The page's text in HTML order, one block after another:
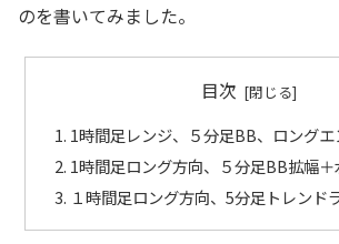
のを書いてみました。
目次
1時間足レンジ、５分足BB、ロングエ
1時間足ロング方向、５分足BB拡幅
１時間足ロング方向、5分足トレンド